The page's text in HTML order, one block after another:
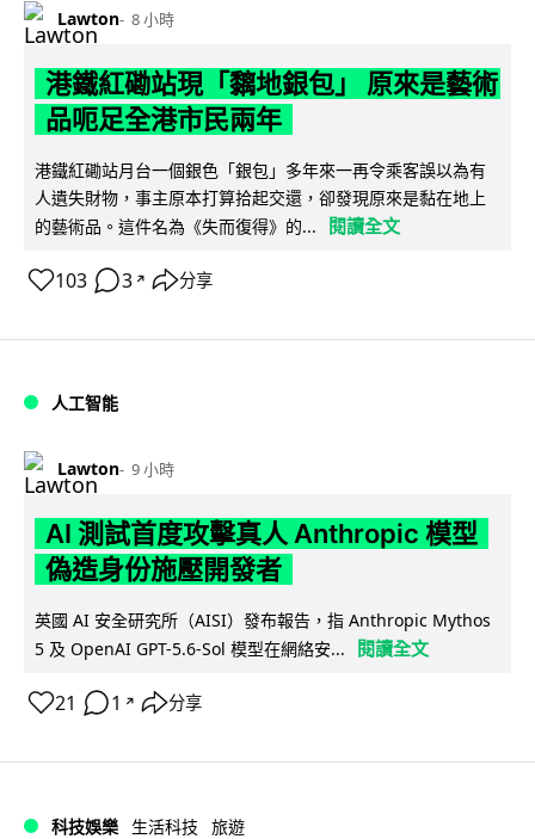
Lawton 8 小時
港鐵紅磡站現「黐地銀包」 原來是藝術
品呃足全港市民兩年
港鐵紅磡站月台一個銀色「銀包」多年來一再令乘客誤以為有
人遺失財物，事主原本打算拾起交還，卻發現原來是黏在地上
的藝術品。這件名為《失而復得》的...
閱讀全文
103 3 ↗ 分享
人工智能
Lawton 9 小時
AI 測試首度攻擊真人 Anthropic 模型
偽造身份施壓開發者
英國 AI 安全研究所（AISI）發布報告，指 Anthropic Mythos
5 及 OpenAI GPT-5.6-Sol 模型在網絡安...
閱讀全文
21 1 ↗ 分享
科技娛樂 生活科技 旅遊